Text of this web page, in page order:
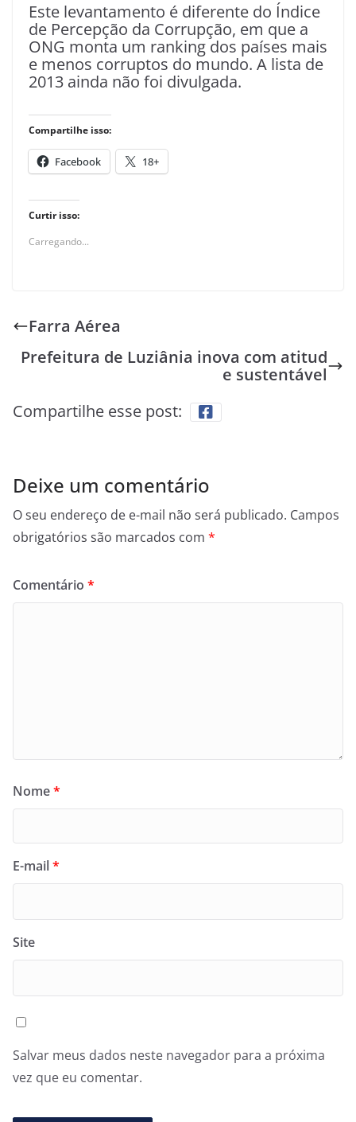
Este levantamento é diferente do Índice
de Percepção da Corrupção, em que a
ONG monta um ranking dos países mais
e menos corruptos do mundo. A lista de
2013 ainda não foi divulgada.
Compartilhe isso:
Facebook 18+
Curtir isso:
Carregando...
Farra Aérea
Prefeitura de Luziânia inova com atitud
e sustentável
Compartilhe esse post:
Deixe um comentário
O seu endereço de e-mail não será publicado. Campos
obrigatórios são marcados com *
Comentário *
Nome*
E-mail*
Site
Salvar meus dados neste navegador para a próxima
vez que eu comentar.